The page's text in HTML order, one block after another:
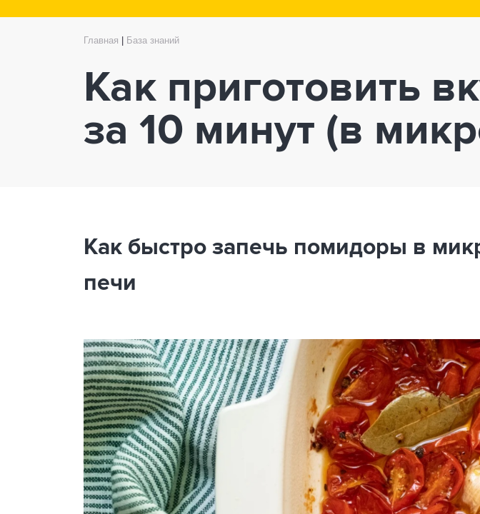
Главная База знаний
Как приготовить
за 10 минут (в
Как быстро запечь помидоры в
печи